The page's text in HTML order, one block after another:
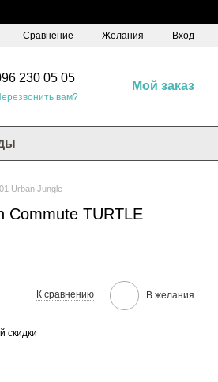
Сравнение Желания Вход
230 05 05
вам?
Мой заказ
Urban Jungle
Commute TURTLE
К сравнению В желания
скидки